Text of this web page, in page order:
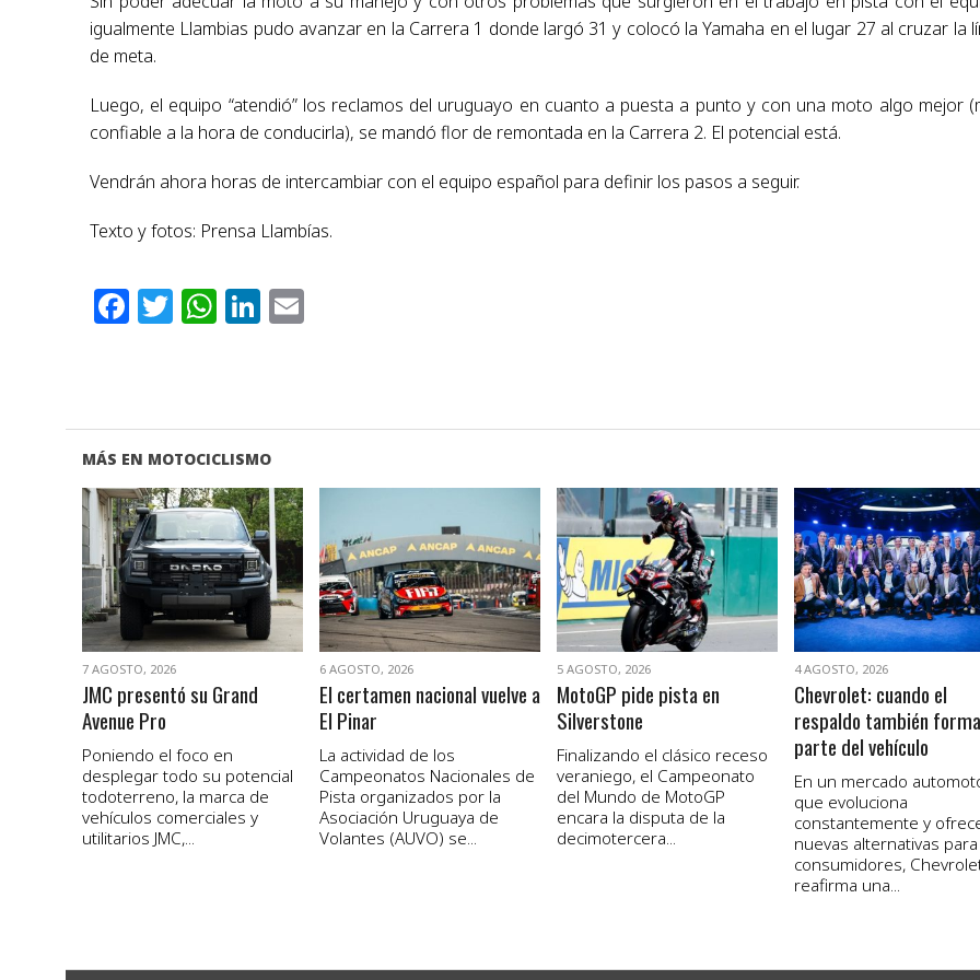
igualmente Llambias pudo avanzar en la Carrera 1 donde largó 31 y colocó la Yamaha en el lugar 27 al cruzar la
de meta.
Luego, el equipo “atendió” los reclamos del uruguayo en cuanto a puesta a punto y con una moto algo mejor
confiable a la hora de conducirla), se mandó flor de remontada en la Carrera 2. El potencial está.
Vendrán ahora horas de intercambiar con el equipo español para definir los pasos a seguir.
Texto y fotos: Prensa Llambías.
Facebook
Twitter
WhatsApp
LinkedIn
MÁS EN MOTOCICLISMO
VER NOTA
7 AGOSTO, 2026
JMC presentó su Grand
Avenue Pro
Poniendo el foco en
desplegar todo su potencial
todoterreno, la marca de
vehículos comerciales y
utilitarios JMC,...
VER NOTA
6 AGOSTO, 2026
El certamen nacional vuelve a
El Pinar
La actividad de los
Campeonatos Nacionales de
Pista organizados por la
Asociación Uruguaya de
Volantes (AUVO) se...
VER NOTA
5 AGOSTO, 2026
MotoGP pide pista en
Silverstone
Finalizando el clásico receso
veraniego, el Campeonato
del Mundo de MotoGP
encara la disputa de la
decimotercera...
VER NOTA
4 AGOSTO, 2026
Chevrolet: cuando el
respaldo también forma
parte del vehículo
En un mercado
que evoluciona
constantemente y
nuevas alternativas
consumidores,
reafirma una...